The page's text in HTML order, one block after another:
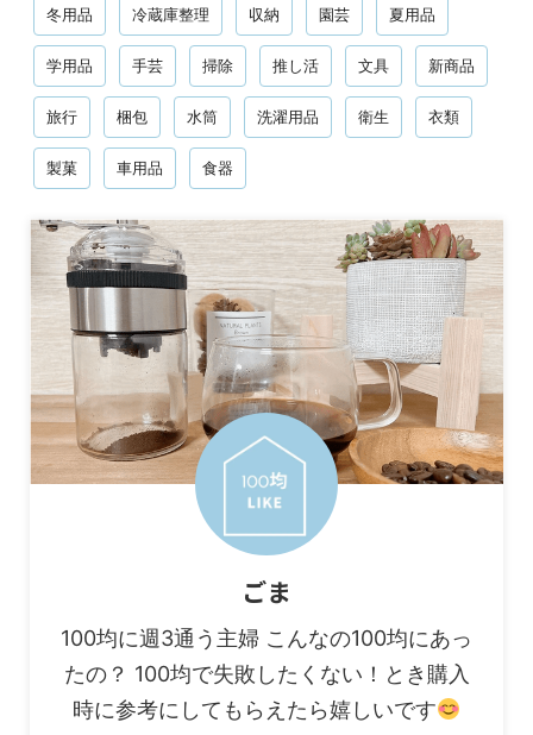
冬用品 冷蔵庫整理 収納 園芸 夏用品
学用品 手芸 掃除 推し活 文具 新商品
旅行 梱包 水筒 洗濯用品 衛生 衣類
製菓 車用品 食器
ごま
100均に週3通う主婦 こんなの100均にあっ
たの？ 100均で失敗したくない！とき購入
時に参考にしてもらえたら嬉しいです